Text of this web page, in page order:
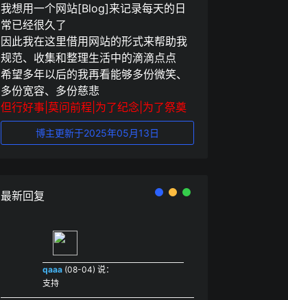
我想用一个网站[Blog]来记录每天的日
常已经很久了
因此我在这里借用网站的形式来帮助我
规范、收集和整理生活中的滴滴点点
希望多年以后的我再看能够多份微笑、
多份宽容、多份慈悲
但行好事|莫问前程|为了纪念|为了祭奠
博主更新于2025年05月13日
最新回复
qaaa (08-04) 说：
支持